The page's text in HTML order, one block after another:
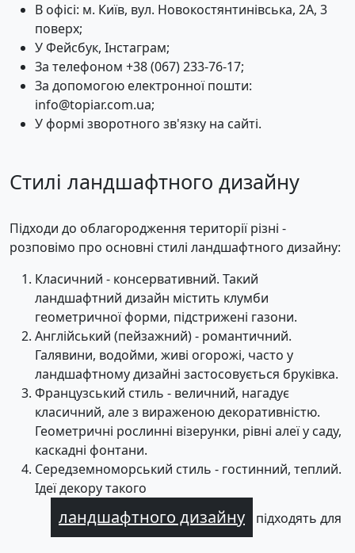
В офісі: м. Київ, вул. Новокостянтинівська, 2А, 3
поверх;
У Фейсбук, Інстаграм;
За телефоном +38 (067) 233-76-17;
За допомогою електронної пошти:
info@topiar.com.ua;
У формі зворотного зв'язку на сайті.
Стилі ландшафтного дизайну
Підходи до облагородження території різні -
розповімо про основні стилі ландшафтного дизайну:
Класичний - консервативний. Такий
ландшафтний дизайн містить клумби
геометричної форми, підстрижені газони.
Англійський (пейзажний) - романтичний.
Галявини, водойми, живі огорожі, часто у
ландшафтному дизайні застосовується бруківка.
Французський стиль - величний, нагадує
класичний, але з вираженою декоративністю.
Геометричні рослинні візерунки, рівні алеї у саду,
каскадні фонтани.
Середземноморський стиль - гостинний, теплий.
Ідеї декору такого
ландшафтного дизайну підходять для